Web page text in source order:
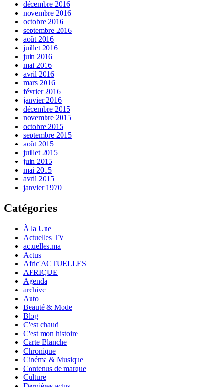
décembre 2016
novembre 2016
octobre 2016
septembre 2016
août 2016
juillet 2016
juin 2016
mai 2016
avril 2016
mars 2016
février 2016
janvier 2016
décembre 2015
novembre 2015
octobre 2015
septembre 2015
août 2015
juillet 2015
juin 2015
mai 2015
avril 2015
janvier 1970
Catégories
À la Une
Actuelles TV
actuelles.ma
Actus
Afric'ACTUELLES
AFRIQUE
Agenda
archive
Auto
Beauté & Mode
Blog
C'est chaud
C'est mon histoire
Carte Blanche
Chronique
Cinéma & Musique
Contenus de marque
Culture